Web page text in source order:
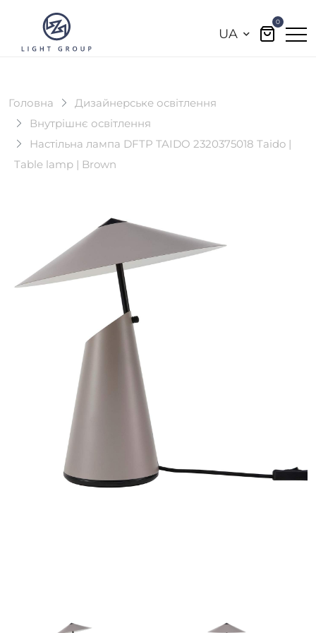
UA
0
Головна
Дизайнерське освітлення
Внутрішнє освітлення
Настільна лампа DFTP TAIDO 2320375018 Taido |
Table lamp | Brown